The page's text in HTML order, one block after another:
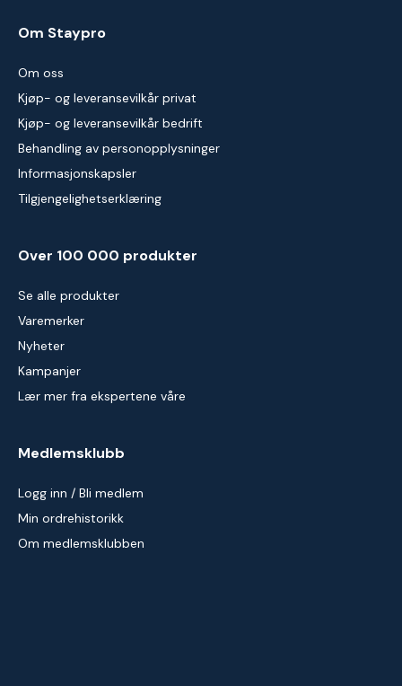
Om Staypro
Om oss
Kjøp- og leveransevilkår privat
Kjøp- og leveransevilkår bedrift
Behandling av personopplysninger
Informasjonskapsler
Tilgjengelighetserklæring
Over 100 000 produkter
Se alle produkter
Varemerker
Nyheter
Kampanjer
Lær mer fra ekspertene våre
Medlemsklubb
Logg inn / Bli medlem
Min ordrehistorikk
Om medlemsklubben